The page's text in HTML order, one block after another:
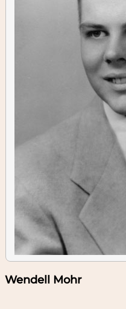
Wendell Mohr